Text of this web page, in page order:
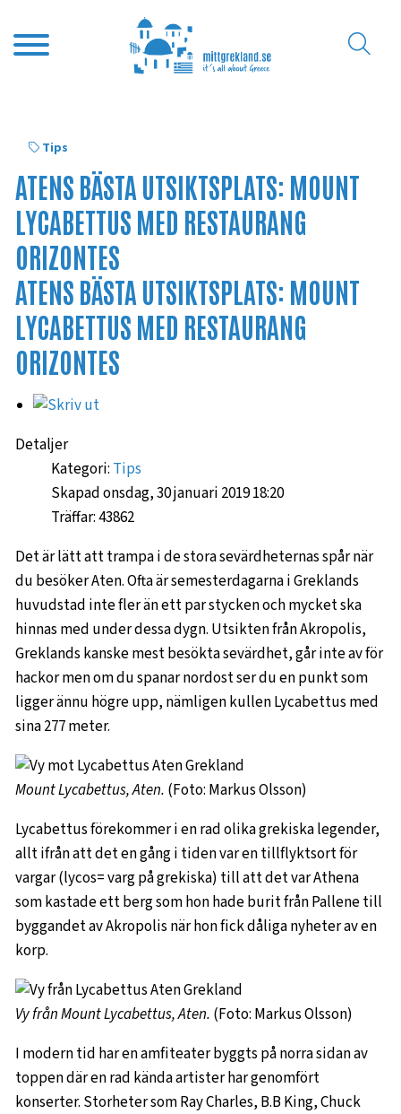
Tips
ATENS BÄSTA UTSIKTSPLATS: MOUNT
LYCABETTUS MED RESTAURANG
ORIZONTES
ATENS BÄSTA UTSIKTSPLATS: MOUNT
LYCABETTUS MED RESTAURANG
ORIZONTES
Detaljer
Kategori: Tips
Skapad onsdag, 30 januari 2019 18:20
Träffar: 43862
Det är lätt att trampa i de stora sevärdheternas spår när
du besöker Aten. Ofta är semesterdagarna i Greklands
huvudstad inte fler än ett par stycken och mycket ska
hinnas med under dessa dygn. Utsikten från Akropolis,
Greklands kanske mest besökta sevärdhet, går inte av för
hackor men om du spanar nordost ser du en punkt som
ligger ännu högre upp, nämligen kullen Lycabettus med
sina 277 meter.
Mount Lycabettus, Aten. (Foto: Markus Olsson)
Lycabettus förekommer i en rad olika grekiska legender,
allt ifrån att det en gång i tiden var en tillflyktsort för
vargar (lycos= varg på grekiska) till att det var Athena
som kastade ett berg som hon hade burit från Pallene till
byggandet av Akropolis när hon fick dåliga nyheter av en
korp.
Vy från Mount Lycabettus, Aten. (Foto: Markus Olsson)
I modern tid har en amfiteater byggts på norra sidan av
toppen där en rad kända artister har genomfört
konserter. Storheter som Ray Charles, B.B King, Chuck